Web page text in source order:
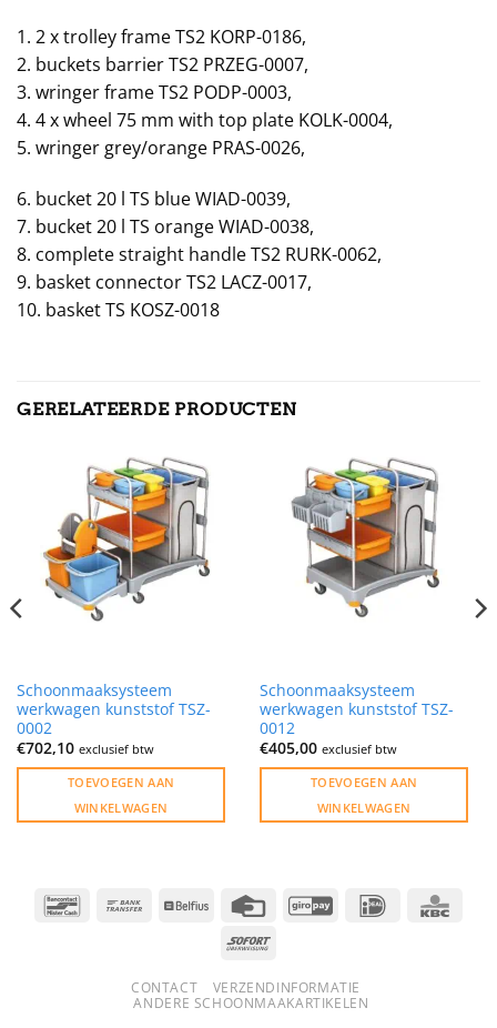
1. 2 x trolley frame TS2 KORP-0186,
2. buckets barrier TS2 PRZEG-0007,
3. wringer frame TS2 PODP-0003,
4. 4 x wheel 75 mm with top plate KOLK-0004,
5. wringer grey/orange PRAS-0026,
6. bucket 20 l TS blue WIAD-0039,
7. bucket 20 l TS orange WIAD-0038,
8. complete straight handle TS2 RURK-0062,
9. basket connector TS2 LACZ-0017,
10. basket TS KOSZ-0018
GERELATEERDE PRODUCTEN
Schoonmaaksysteem
werkwagen kunststof TSZ-
0002
€702,10 exclusief btw
TOEVOEGEN AAN
WINKELWAGEN
Schoonmaaksysteem
werkwagen kunststof TSZ-
0012
€405,00 exclusief btw
TOEVOEGEN AAN
WINKELWAGEN
BancontactBank
Belfius
Credit
GiroPay IDeal
Sofort
CONTACT
VERZENDINFORMATIE
ANDERE SCHOONMAAKARTIKELEN